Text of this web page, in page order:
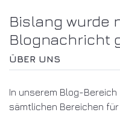
Bislang wurde
Blognachricht
ÜBER UNS
In unserem Blog-
sämtlichen Bereichen für